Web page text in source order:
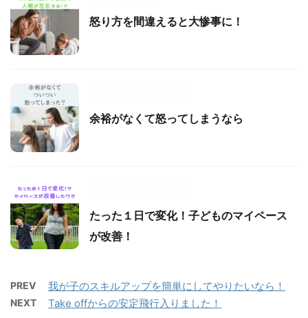
怒り方を間違えると大惨事に！
余裕がなくて怒ってしまうなら
たった１日で変化！子どものマイペース
が改善！
PREV 我が子のスキルアップを簡単にしてやりたいなら！
NEXT Take offからの安定飛行入りました！